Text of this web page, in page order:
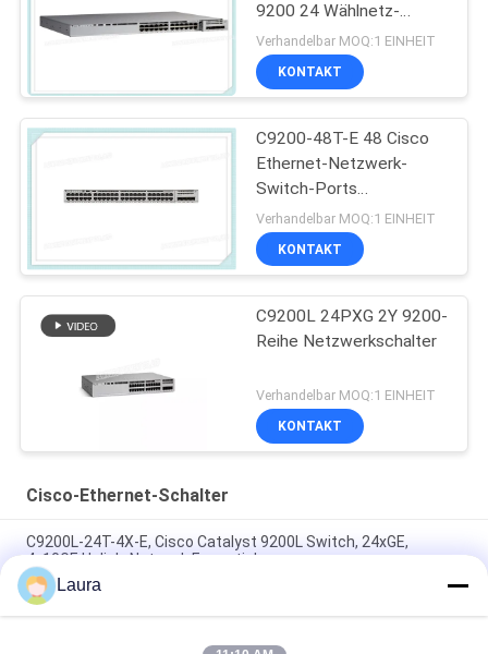
9200 24 Wählnetz-
Wesensmerkmale des
Hafen-PoE+
Verhandelbar MOQ:1 EINHEIT
KONTAKT
C9200-48T-E 48 Cisco
Ethernet-Netzwerk-
Switch-Ports
Datenmodulare Uplink-
Optionen
Verhandelbar MOQ:1 EINHEIT
KONTAKT
C9200L 24PXG 2Y 9200-
Reihe Netzwerkschalter
Verhandelbar MOQ:1 EINHEIT
KONTAKT
Cisco-Ethernet-Schalter
C9200L-24T-4X-E, Cisco Catalyst 9200L Switch, 24xGE,
4x10GE Uplink, Network Essentials
C9300L-24T-4G-E, Cisco Catalyst 9300 Switch, 24x1G
Kupfer/4x1G SFP/nur Daten
Laura